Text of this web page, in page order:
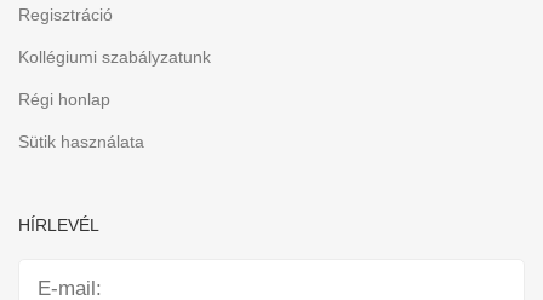
Regisztráció
Kollégiumi szabályzatunk
Régi honlap
Sütik használata
HÍRLEVÉL